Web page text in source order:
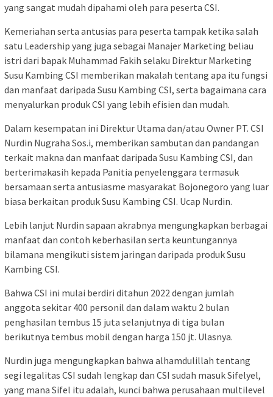
yang sangat mudah dipahami oleh para peserta CSI.
Kemeriahan serta antusias para peserta tampak ketika salah
satu Leadership yang juga sebagai Manajer Marketing beliau
istri dari bapak Muhammad Fakih selaku Direktur Marketing
Susu Kambing CSI memberikan makalah tentang apa itu fungsi
dan manfaat daripada Susu Kambing CSI, serta bagaimana cara
menyalurkan produk CSI yang lebih efisien dan mudah.
Dalam kesempatan ini Direktur Utama dan/atau Owner PT. CSI
Nurdin Nugraha Sos.i, memberikan sambutan dan pandangan
terkait makna dan manfaat daripada Susu Kambing CSI, dan
berterimakasih kepada Panitia penyelenggara termasuk
bersamaan serta antusiasme masyarakat Bojonegoro yang luar
biasa berkaitan produk Susu Kambing CSI. Ucap Nurdin.
Lebih lanjut Nurdin sapaan akrabnya mengungkapkan berbagai
manfaat dan contoh keberhasilan serta keuntungannya
bilamana mengikuti sistem jaringan daripada produk Susu
Kambing CSI.
Bahwa CSI ini mulai berdiri ditahun 2022 dengan jumlah
anggota sekitar 400 personil dan dalam waktu 2 bulan
penghasilan tembus 15 juta selanjutnya di tiga bulan
berikutnya tembus mobil dengan harga 150 jt. Ulasnya.
Nurdin juga mengungkapkan bahwa alhamdulillah tentang
segi legalitas CSI sudah lengkap dan CSI sudah masuk Sifelyel,
yang mana Sifel itu adalah, kunci bahwa perusahaan multilevel